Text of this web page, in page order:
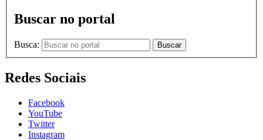
Buscar no portal
Busca: Buscar
Redes Sociais
Facebook
YouTube
Twitter
Instagram